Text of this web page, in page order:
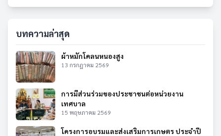
บทความล่าสุด
ผ้าหมักโคลนหนองสูง
13 กรกฎาคม 2569
การมีส่วนร่วมของประชาชนต่อหน่วยงาน
เทศบาล
15 พฤษภาคม 2569
โครงการอบรมและส่งเสริมการเกษตร ประจำปี